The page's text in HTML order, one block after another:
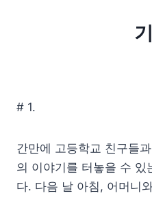
# 1.
간만에 고등학교 친구들
의 이야기를 터놓을 수 있
다. 다음 날 아침, 어머니